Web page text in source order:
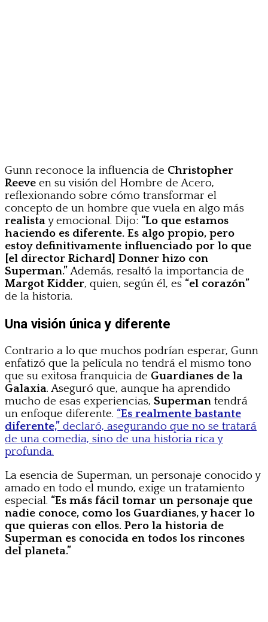
Gunn reconoce la influencia de Christopher
Reeve en su visión del Hombre de Acero,
reflexionando sobre cómo transformar el
concepto de un hombre que vuela en algo más
realistay emocional. Dijo: “Lo que estamos
haciendo es diferente. Es algo propio, pero
estoy definitivamente influenciado por lo que
[el director Richard] Donner hizo con
Superman.”Además, resaltó la importancia de
Margot Kidder, quien, según él, es “el corazón”
de la historia.
Una visión única y diferente
Contrario a lo que muchos podrían esperar, Gunn
enfatizó que la película no tendrá el mismo tono
que su exitosa franquicia de Guardianes de la
Galaxia. Aseguró que, aunque ha aprendido
mucho de esas experiencias, Superman tendrá
un enfoque diferente. “Es realmente bastante
diferente,” declaró, asegurando que no se tratará
de una comedia, sino de una historia rica y
profunda.
La esencia de Superman, un personaje conocido y
amado en todo el mundo, exige un tratamiento
especial. “Es más fácil tomar un personaje que
nadie conoce, como los Guardianes, y hacer lo
que quieras con ellos. Pero la historia de
Superman es conocida en todos los rincones
del planeta.”